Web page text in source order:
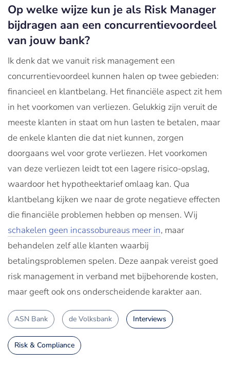
Op welke wijze kun je als Risk Manager
bijdragen aan een concurrentievoordeel
van jouw bank?
Ik denk dat we vanuit risk management een
concurrentievoordeel kunnen halen op twee gebieden:
financieel en klantbelang. Het financiële aspect zit hem
in het voorkomen van verliezen. Gelukkig zijn veruit de
meeste klanten in staat om hun lasten te betalen, maar
de enkele klanten die dat niet kunnen, zorgen
doorgaans wel voor grote verliezen. Het voorkomen
van deze verliezen leidt tot een lagere risico-opslag,
waardoor het hypotheektarief omlaag kan. Qua
klantbelang kijken we naar de grote negatieve effecten
die financiële problemen hebben op mensen. Wij
schakelen geen incassobureaus meer in, maar
behandelen zelf alle klanten waarbij
betalingsproblemen spelen. Deze aanpak vereist goed
risk management in verband met bijbehorende kosten,
maar geeft ook ons onderscheidende karakter aan.
ASN Bank de Volksbank Interviews
Risk & Compliance